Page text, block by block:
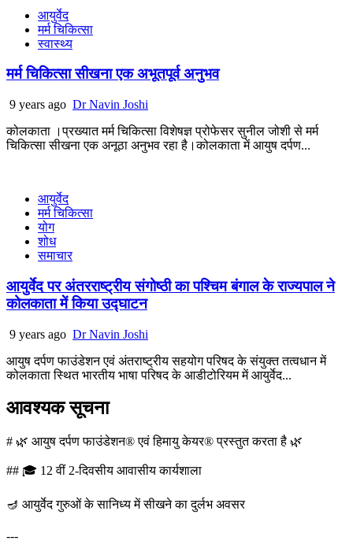
आयुर्वेद
मर्म चिकित्सा
स्वास्थ्य
मर्म चिकित्सा सीखना एक अभूतपूर्व अनुभव
9 years ago Dr Navin Joshi
कोलकाता ।प्रख्यात मर्म चिकित्सा विशेषज्ञ प्रोफेसर सुनील जोशी से मर्म
चिकित्सा सीखना एक अनूठा अनुभव रहा है।कोलकाता में आयुष दर्पण...
आयुर्वेद
मर्म चिकित्सा
योग
शोध
समाचार
आयुर्वेद पर अंतरराष्ट्रीय संगोष्ठी का पश्चिम बंगाल के राज्यपाल ने
कोलकाता में किया उद्घाटन
9 years ago Dr Navin Joshi
आयुष दर्पण फाउंडेशन एवं अंतराष्ट्रीय सहयोग परिषद के संयुक्त तत्वधान में
कोलकाता स्थित भारतीय भाषा परिषद के आडीटोरियम में आयुर्वेद...
आवश्यक सूचना
# 🌿 आयुष दर्पण फाउंडेशन® एवं हिमायु केयर® प्रस्तुत करता है 🌿
## 🎓 12 वीं 2-दिवसीय आवासीय कार्यशाला
🪔 आयुर्वेद गुरुओं के सानिध्य में सीखने का दुर्लभ अवसर
---